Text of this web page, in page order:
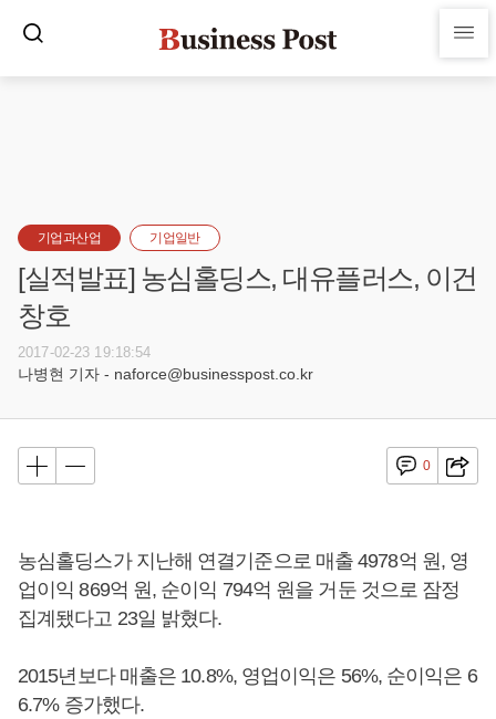
기업과산업 기업일반
[실적발표] 농심홀딩스, 대유플러스, 이건
창호
2017-02-23 19:18:54
나병현 기자 - naforce@businesspost.co.kr
0
농심홀딩스가 지난해 연결기준으로 매출 4978억 원, 영
업이익 869억 원, 순이익 794억 원을 거둔 것으로 잠정
집계됐다고 23일 밝혔다.
2015년보다 매출은 10.8%, 영업이익은 56%, 순이익은 6
6.7% 증가했다.